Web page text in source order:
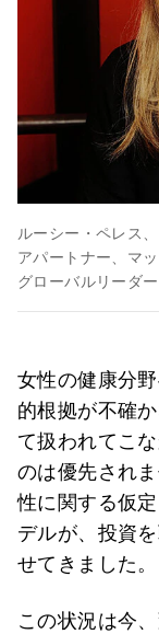
ルーシー・ペレス
アパートナー、マ
グローバルリーダー
女性の健康分
的根拠が不確
て扱われてこ
のは優先され
性に関する仮
デルが、投資
せてきました。
この状況は今